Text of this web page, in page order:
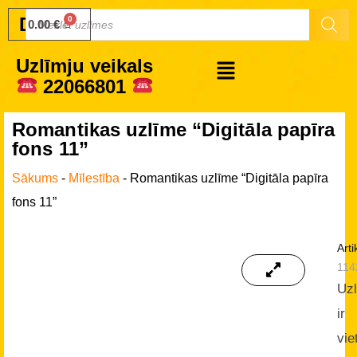
Druku.lv
0.00€
Uzlīmju veikals
22066801
Romantikas uzlīme “Digitāla papīra
fons 11”
Sākums - Mīlestība - Romantikas uzlīme “Digitāla papīra
fons 11”
ir